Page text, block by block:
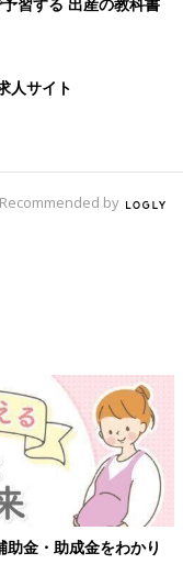
人サイト
Recommended by
金・助成金をわかり